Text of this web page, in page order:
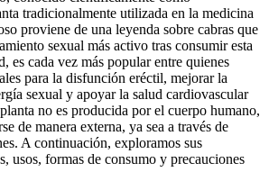
tradicionalmente utilizada en la medicina
proviene de una leyenda sobre cabras que
sexual más activo tras consumir esta
es cada vez más popular entre quienes
para la disfunción eréctil, mejorar la
sexual y apoyar la salud cardiovascular
no es producida por el cuerpo humano,
de manera externa, ya sea a través de
A continuación, exploramos sus
usos, formas de consumo y precauciones